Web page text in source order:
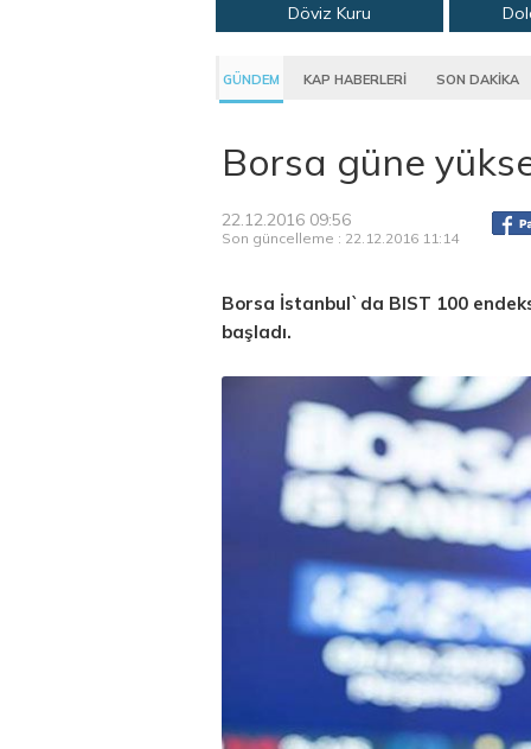
Döviz Kuru
GÜNDEM KAP HABERLERİ SON DAKİKA
Borsa güne
22.12.2016 09:56
Son güncelleme : 22.12.2016 11:14
Borsa İstanbul`da BIST 100
başladı.